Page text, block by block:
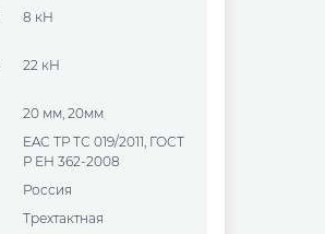
8 кН
22 кН
20 мм, 20мм
EAC ТР ТС 019/2011, ГОСТ
Р ЕН 362-2008
Россия
Трехтактная